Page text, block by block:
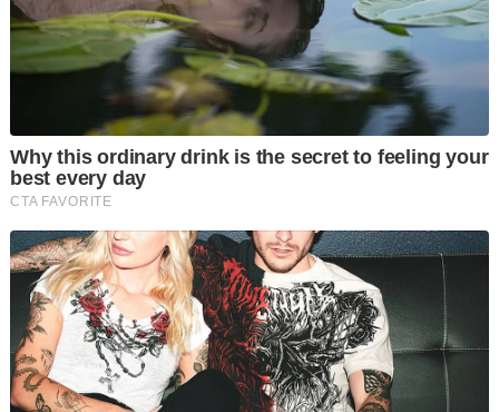
Najib dan anaknya Mohamad Nizar tidak mengemukakan bukti
munasabah berkaitan kewujudan titah adendum, walhal
berpeluang berbuat demikian di peringkat permohonan
kebenaran semakan kehakiman di Mahkamah Tinggi.
Hujah beliau, Mohd Nizar yang juga Exco Majlis Mesyuarat
Kerajaan Negeri Pahang, berpeluang mendapatkan titah itu
dengan Sultan Pahang.
Najib yang juga bekas Ahli Parlimen Pekan berpendirian, titah
adendum daripada Yang di-Pertuan Agong ke-16 itu wujud
yang membolehkan beliau menjalani baki tempoh hukuman
penjara secara tahanan di rumah.